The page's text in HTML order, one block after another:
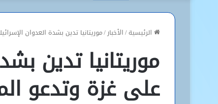
الرئيسية/الأخبار/موريتانيا تدين بشدة العدوان
موريتانيا تدين
على غزة وتدعو